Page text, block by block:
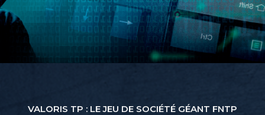
VALORIS TP : LE JEU DE SOCIÉTÉ GÉANT FNTP